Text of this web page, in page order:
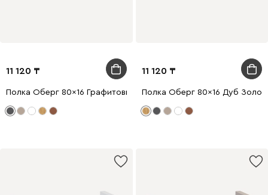
11 120
Полка Оберг 80x16 Графитовый
11 120
Полка Оберг 80x16 Дуб